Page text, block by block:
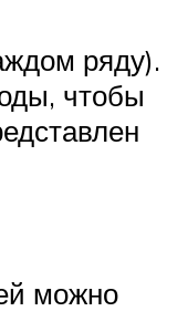
ряду).
чтобы
можно